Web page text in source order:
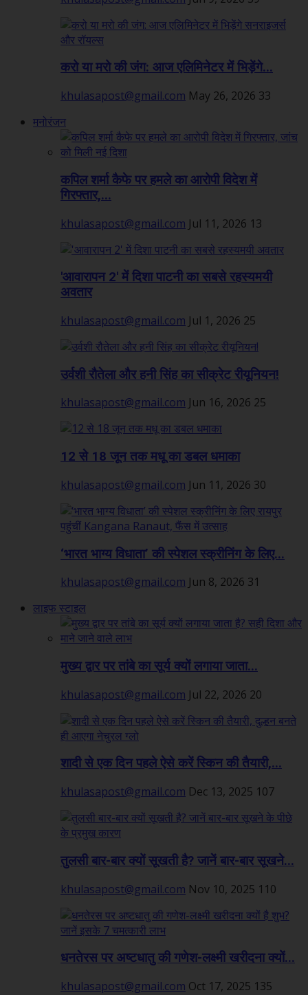
करो या मरो की जंग: आज एलिमिनेटर में भिड़ेंगे...
khulasapost@gmail.com May 26, 2026 33
मनोरंजन
कपिल शर्मा कैफे पर हमले का आरोपी विदेश में
गिरफ्तार,...
khulasapost@gmail.com Jul 11, 2026 13
'आवारापन 2' में दिशा पाटनी का सबसे रहस्यमयी
अवतार
khulasapost@gmail.com Jul 1, 2026 25
उर्वशी रौतेला और हनी सिंह का सीक्रेट रीयूनियन!
khulasapost@gmail.com Jun 16, 2026 25
12 से 18 जून तक मधू का डबल धमाका
khulasapost@gmail.com Jun 11, 2026 30
‘भारत भाग्य विधाता’ की स्पेशल स्क्रीनिंग के लिए...
khulasapost@gmail.com Jun 8, 2026 31
लाइफ स्टाइल
मुख्य द्वार पर तांबे का सूर्य क्यों लगाया जाता...
khulasapost@gmail.com Jul 22, 2026 20
शादी से एक दिन पहले ऐसे करें स्किन की तैयारी,...
khulasapost@gmail.com Dec 13, 2025 107
तुलसी बार-बार क्यों सूखती है? जानें बार-बार सूखने...
khulasapost@gmail.com Nov 10, 2025 110
धनतेरस पर अष्टधातु की गणेश-लक्ष्मी खरीदना क्यों...
khulasapost@gmail.com Oct 17, 2025 135